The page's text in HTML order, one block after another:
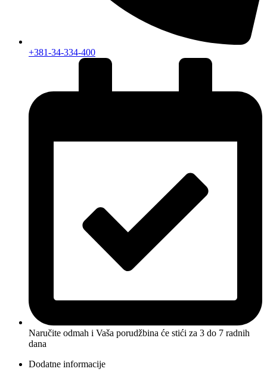
+381-34-334-400
Naručite odmah i Vaša porudžbina će stići za 3 do 7 radnih
dana
Dodatne informacije